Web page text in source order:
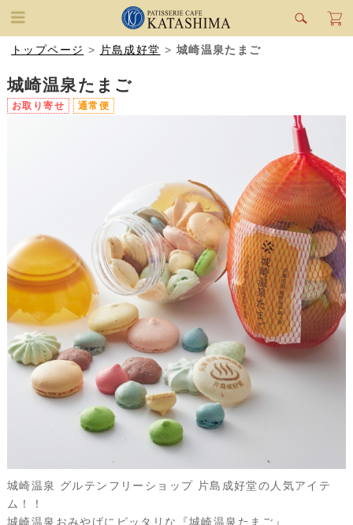
トップページ > 片島成好堂 > 城崎温泉たまご
城崎温泉たまご
お取り寄せ 通常便
城崎温泉 グルテンフリーショップ 片島成好堂の人気アイテ
ム！！
城崎温泉おみやげにピッタリな『城崎温泉たまご』